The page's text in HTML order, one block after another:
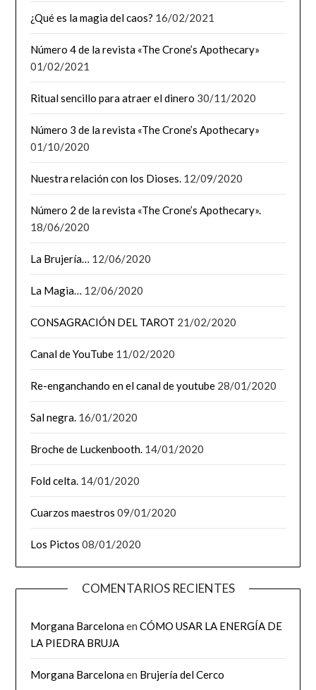
¿Qué es la magia del caos? 16/02/2021
Número 4 de la revista «The Crone’s Apothecary»
01/02/2021
Ritual sencillo para atraer el dinero 30/11/2020
Número 3 de la revista «The Crone’s Apothecary»
01/10/2020
Nuestra relación con los Dioses. 12/09/2020
Número 2 de la revista «The Crone’s Apothecary».
18/06/2020
La Brujería… 12/06/2020
La Magia… 12/06/2020
CONSAGRACIÓN DEL TAROT 21/02/2020
Canal de YouTube 11/02/2020
Re-enganchando en el canal de youtube 28/01/2020
Sal negra. 16/01/2020
Broche de Luckenbooth. 14/01/2020
Fold celta. 14/01/2020
Cuarzos maestros 09/01/2020
Los Pictos 08/01/2020
COMENTARIOS RECIENTES
Morgana BarcelonaenCÓMO USAR LA ENERGÍA DE
LA PIEDRA BRUJA
Morgana Barcelonaen Brujería del Cerco